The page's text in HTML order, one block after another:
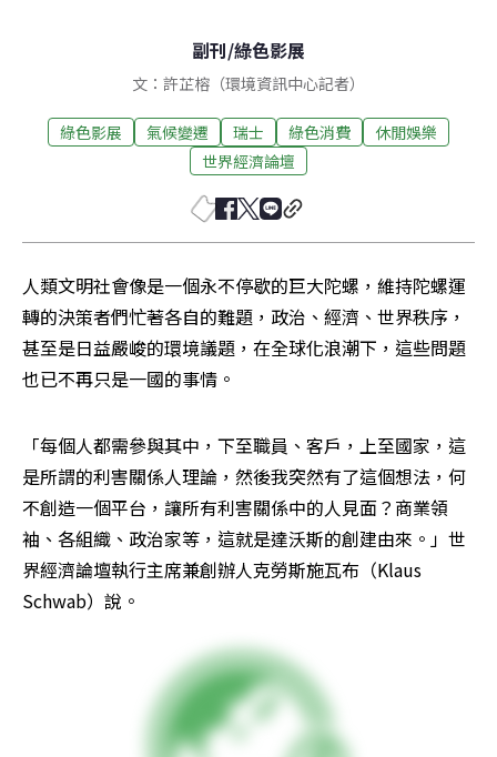
副刊/綠色影展
文：許芷榕（環境資訊中心記者）
綠色影展 氣候變遷 瑞士 綠色消費
休閒娛樂
世界經濟論壇
人類文明社會像是一個永不停歇的巨大陀螺，維持陀螺運
轉的決策者們忙著各自的難題，政治、經濟、世界秩序，
甚至是日益嚴峻的環境議題，在全球化浪潮下，這些問題
也已不再只是一國的事情。
「每個人都需參與其中，下至職員、客戶，上至國家，這
是所謂的利害關係人理論，然後我突然有了這個想法，何
不創造一個平台，讓所有利害關係中的人見面？商業領
袖、各組織、政治家等，這就是達沃斯的創建由來。」世
界經濟論壇執行主席兼創辦人克勞斯施瓦布（Klaus
Schwab）說。